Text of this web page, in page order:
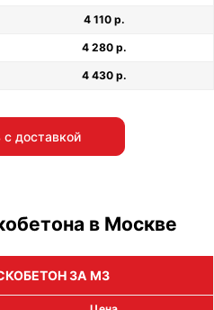
4 110 р.
4 280 р.
4 430 р.
с доставкой
в Москве
ЗА М3